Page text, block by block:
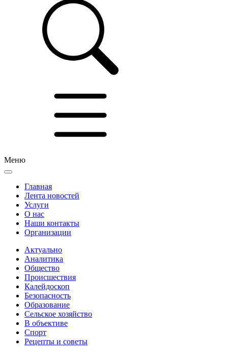
Меню
Главная
Лента новостей
Услуги
О нас
Наши контакты
Организации
Актуально
Аналитика
Общество
Происшествия
Калейдоскоп
Безопасность
Образование
Сельское хозяйство
В объективе
Спорт
Рецепты и советы